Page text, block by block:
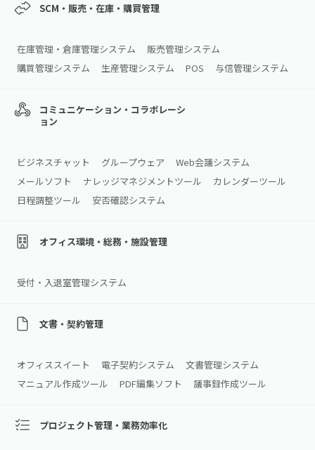
SCM・販売・在庫・購買管理
在庫管理・倉庫管理システム
販売管理システム
購買管理システム
生産管理システム POS 与信管理システム
コミュニケーション・コラボレーシ
ョン
ビジネスチャット グループウェア
Web会議システム
メールソフト
ナレッジマネジメントツール
カレンダーツール
日程調整ツール
安否確認システム
オフィス環境・総務・施設管理
受付・入退室管理システム
文書・契約管理
オフィススイート 電子契約システム
文書管理システム
マニュアル作成ツール
PDF編集ソフト 議事録作成ツール
プロジェクト管理・業務効率化